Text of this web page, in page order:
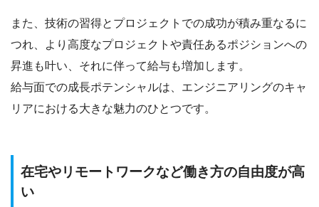
また、技術の習得とプロジェクトでの成功が積み重なるに
つれ、より高度なプロジェクトや責任あるポジションへの
昇進も叶い、それに伴って給与も増加します。
給与面での成長ポテンシャルは、エンジニアリングのキャ
リアにおける大きな魅力のひとつです。
在宅やリモートワークなど働き方の自由度が高
い